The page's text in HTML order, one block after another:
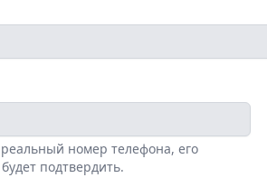
номер телефона, его
подтвердить.